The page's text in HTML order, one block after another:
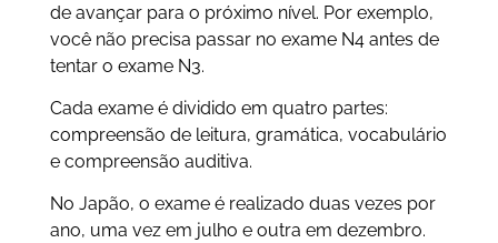
de avançar para o próximo nível. Por exemplo,
você não precisa passar no exame N4 antes de
tentar o exame N3.
Cada exame é dividido em quatro partes:
compreensão de leitura, gramática, vocabulário
e compreensão auditiva.
No Japão, o exame é realizado duas vezes por
ano, uma vez em julho e outra em dezembro.